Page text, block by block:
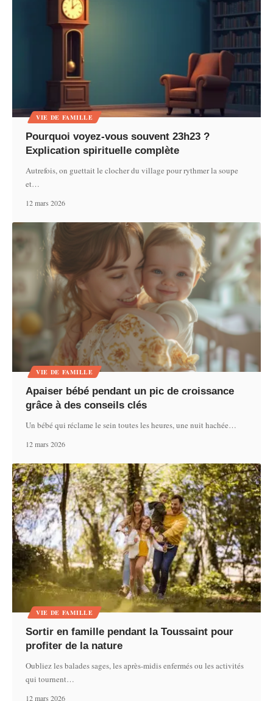
VIE DE FAMILLE
Pourquoi voyez-vous souvent 23h23 ?
Explication spirituelle complète
Autrefois, on guettait le clocher du village pour rythmer la soupe
et…
12 mars 2026
VIE DE FAMILLE
Apaiser bébé pendant un pic de croissance
grâce à des conseils clés
Un bébé qui réclame le sein toutes les heures, une nuit hachée…
12 mars 2026
VIE DE FAMILLE
Sortir en famille pendant la Toussaint pour
profiter de la nature
Oubliez les balades sages, les après-midis enfermés ou les activités
qui tournent…
12 mars 2026